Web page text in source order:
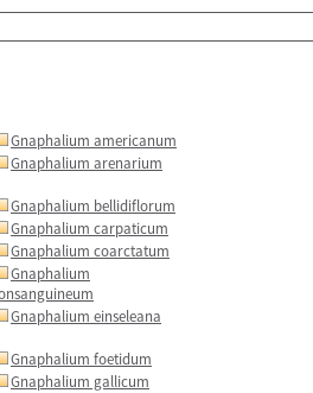
Gnaphalium americanum
Gnaphalium arenarium
Gnaphalium bellidiflorum
Gnaphalium carpaticum
Gnaphalium coarctatum
Gnaphalium
Gnaphalium einseleana
Gnaphalium foetidum
Gnaphalium gallicum